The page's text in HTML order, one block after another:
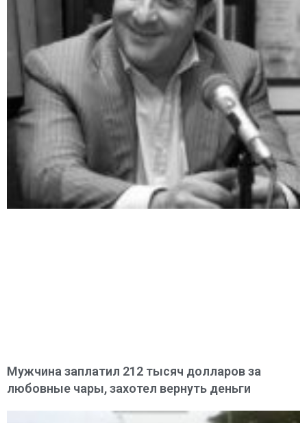
Мужчина заплатил 212 тысяч долларов за
любовные чары, захотел вернуть деньги